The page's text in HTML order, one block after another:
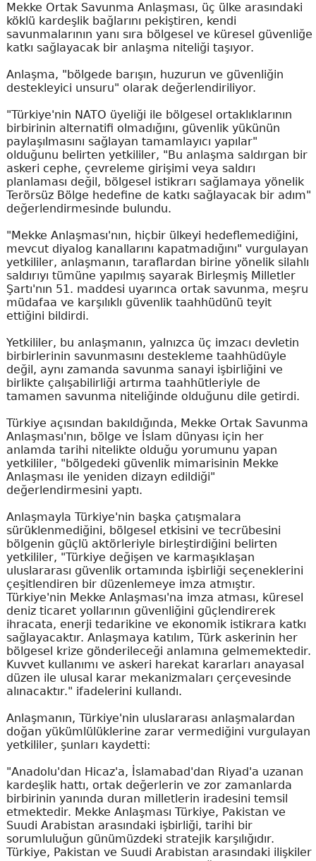
Mekke Ortak Savunma Anlaşması, üç ülke arasındaki
köklü kardeşlik bağlarını pekiştiren, kendi
savunmalarının yanı sıra bölgesel ve küresel güvenliğe
katkı sağlayacak bir anlaşma niteliği taşıyor.
Anlaşma, "bölgede barışın, huzurun ve güvenliğin
destekleyici unsuru" olarak değerlendiriliyor.
"Türkiye'nin NATO üyeliği ile bölgesel ortaklıklarının
birbirinin alternatifi olmadığını, güvenlik yükünün
paylaşılmasını sağlayan tamamlayıcı yapılar"
olduğunu belirten yetkililer, "Bu anlaşma saldırgan bir
askeri cephe, çevreleme girişimi veya saldırı
planlaması değil, bölgesel istikrarı sağlamaya yönelik
Terörsüz Bölge hedefine de katkı sağlayacak bir adım"
değerlendirmesinde bulundu.
"Mekke Anlaşması'nın, hiçbir ülkeyi hedeflemediğini,
mevcut diyalog kanallarını kapatmadığını" vurgulayan
yetkililer, anlaşmanın, taraflardan birine yönelik silahlı
saldırıyı tümüne yapılmış sayarak Birleşmiş Milletler
Şartı'nın 51. maddesi uyarınca ortak savunma, meşru
müdafaa ve karşılıklı güvenlik taahhüdünü teyit
ettiğini bildirdi.
Yetkililer, bu anlaşmanın, yalnızca üç imzacı devletin
birbirlerinin savunmasını destekleme taahhüdüyle
değil, aynı zamanda savunma sanayi işbirliğini ve
birlikte çalışabilirliği artırma taahhütleriyle de
tamamen savunma niteliğinde olduğunu dile getirdi.
Türkiye açısından bakıldığında, Mekke Ortak Savunma
Anlaşması'nın, bölge ve İslam dünyası için her
anlamda tarihi nitelikte olduğu yorumunu yapan
yetkililer, "bölgedeki güvenlik mimarisinin Mekke
Anlaşması ile yeniden dizayn edildiği"
değerlendirmesini yaptı.
Anlaşmayla Türkiye'nin başka çatışmalara
sürüklenmediğini, bölgesel etkisini ve tecrübesini
bölgenin güçlü aktörleriyle birleştirdiğini belirten
yetkililer, "Türkiye değişen ve karmaşıklaşan
uluslararası güvenlik ortamında işbirliği seçeneklerini
çeşitlendiren bir düzenlemeye imza atmıştır.
Türkiye'nin Mekke Anlaşması'na imza atması, küresel
deniz ticaret yollarının güvenliğini güçlendirerek
ihracata, enerji tedarikine ve ekonomik istikrara katkı
sağlayacaktır. Anlaşmaya katılım, Türk askerinin her
bölgesel krize gönderileceği anlamına gelmemektedir.
Kuvvet kullanımı ve askeri harekat kararları anayasal
düzen ile ulusal karar mekanizmaları çerçevesinde
alınacaktır." ifadelerini kullandı.
Anlaşmanın, Türkiye'nin uluslararası anlaşmalardan
doğan yükümlülüklerine zarar vermediğini vurgulayan
yetkililer, şunları kaydetti:
"Anadolu'dan Hicaz'a, İslamabad'dan Riyad'a uzanan
kardeşlik hattı, ortak değerlerin ve zor zamanlarda
birbirinin yanında duran milletlerin iradesini temsil
etmektedir. Mekke Anlaşması Türkiye, Pakistan ve
Suudi Arabistan arasındaki işbirliği, tarihi bir
sorumluluğun günümüzdeki stratejik karşılığıdır.
Türkiye, Pakistan ve Suudi Arabistan arasındaki ilişkiler